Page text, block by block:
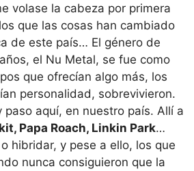
volase la cabeza por primera
que las cosas han cambiado
de este país… El género de
el Nu Metal, se fue como
que ofrecían algo más, los
personalidad, sobrevivieron.
paso aquí, en nuestro país. Allí a
Papa Roach, Linkin Park…
hibridar, y pese a ello, los que
nunca consiguieron que la